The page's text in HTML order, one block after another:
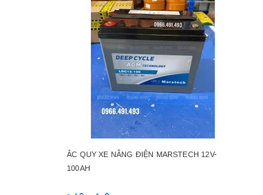
ẮC QUY XE NÂNG ĐIỆN MARSTECH 12V-
100AH